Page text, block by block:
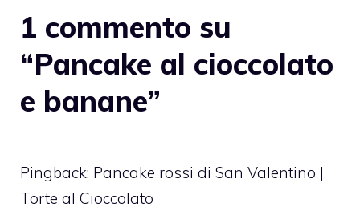
1 commento su
“Pancake al cioccolato
e banane”
Pingback: Pancake rossi di San Valentino |
Torte al Cioccolato